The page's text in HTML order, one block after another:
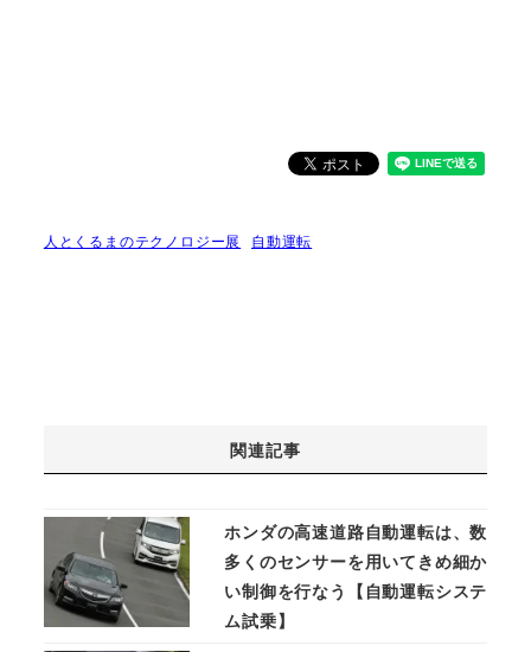
人とくるまのテクノロジー展 自動運転
関連記事
ホンダの高速道路自動運転は、数
多くのセンサーを用いてきめ細か
い制御を行なう【自動運転システ
ム試乗】